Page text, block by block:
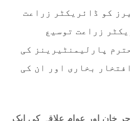
کو ڈائریکٹر زراعت
زراعت توسیع
پارلیمنٹیرینز کی
بخاری اور ان کی
خان اور عوام علاقہ کی ایک